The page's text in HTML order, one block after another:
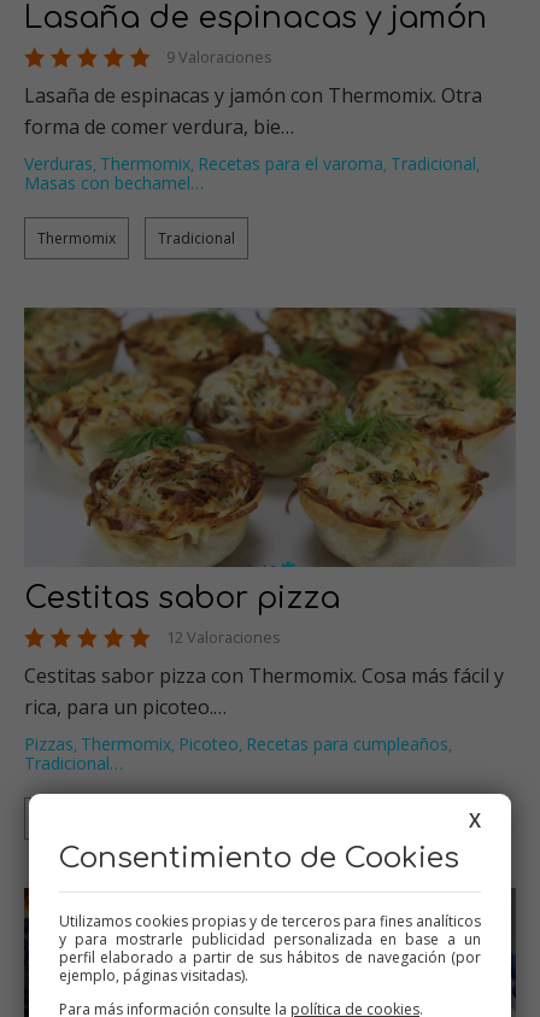
Lasaña de espinacas y jamón
9 Valoraciones
Lasaña de espinacas y jamón con Thermomix. Otra
forma de comer verdura, bie…
Verduras, Thermomix, Recetas para el varoma, Tradicional,
Masas con bechamel…
Thermomix Tradicional
Cestitas sabor pizza
12 Valoraciones
Cestitas sabor pizza con Thermomix. Cosa más fácil y
rica, para un picoteo.…
Pizzas, Thermomix, Picoteo, Recetas para cumpleaños,
Tradicional…
X
Consentimiento de Cookies
Utilizamos cookies propias y de terceros para fines analíticos
y para mostrarle publicidad personalizada en base a un
perfil elaborado a partir de sus hábitos de navegación (por
ejemplo, páginas visitadas).
Para más información consulte la política de cookies.